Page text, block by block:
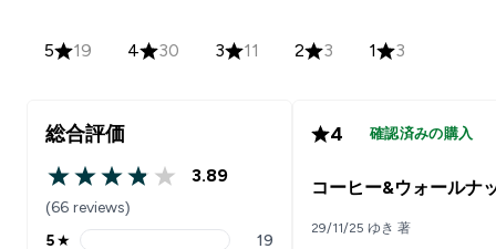
5 19 4 30 3 11 2 3 1 3
総合評価
3.89 out of 5 stars
3.89
(66 reviews)
5★ 19
4 確認済みの購入
コーヒー&ウォールナ
29/11/25 ゆき 著